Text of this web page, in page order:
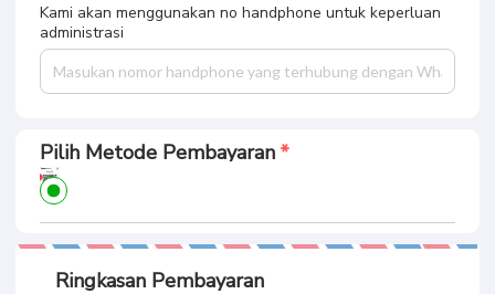
Kami akan menggunakan no handphone untuk keperluan
administrasi
Pilih Metode Pembayaran
Ringkasan Pembayaran